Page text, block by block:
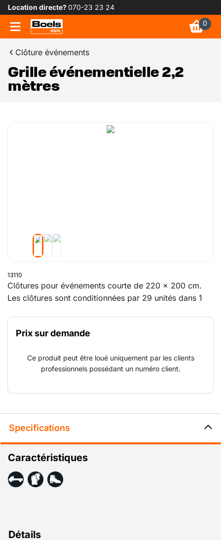
Location directe?070-23 23 24
0
Clôture événements
Grille événementielle 2,2
mètres
13110
Clôtures pour événements courte de 220 x 200 cm.
Les clôtures sont conditionnées par 29 unités dans 1
pinces et étais.
Prix sur demande
Ce produit peut être loué uniquement par les clients
professionnels possédant un numéro client.
Specifications
Détails
Caractéristiques